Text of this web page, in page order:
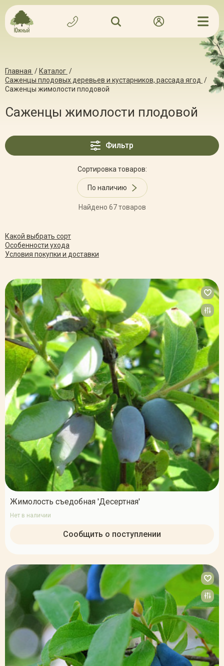
Главная / Каталог /
Саженцы плодовых деревьев и кустарников, рассада ягод /
Саженцы жимолости плодовой
Саженцы жимолости плодовой
Фильтр
Сортировка товаров:
По наличию
Найдено 67 товаров
Какой выбрать сорт
Особенности ухода
Условия покупки и доставки
Жимолость съедобная 'Десертная'
Нет в наличии
Сообщить о поступлении